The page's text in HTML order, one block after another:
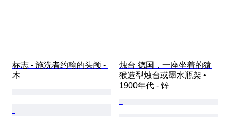
标志 - 施洗者约翰的头颅 -
木
烛台 德国，一座坐着的猿
猴造型烛台或墨水瓶架 •
1900年代 - 锌